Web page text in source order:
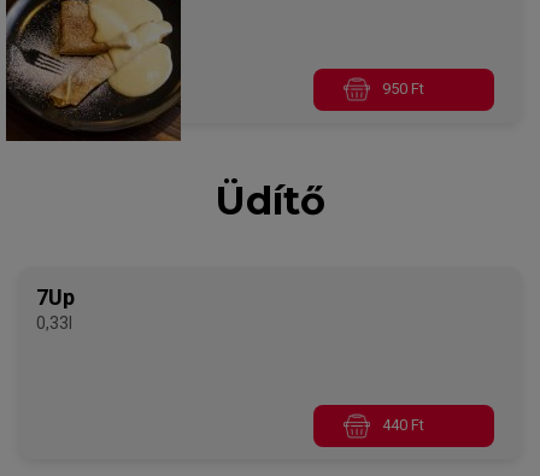
950 Ft
Üdítő
7Up
0,33l
440 Ft